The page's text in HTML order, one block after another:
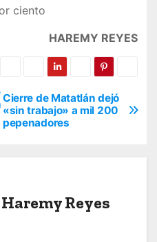
ciento
HAREMY REYES
Cierre de Matatlán dejó
«sin trabajo» a mil 200
pepenadores
Haremy Reyes